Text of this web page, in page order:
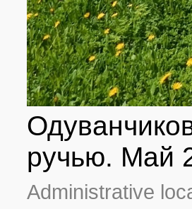
All photos(19) Photos of plants &
ручью. Май
Administrative